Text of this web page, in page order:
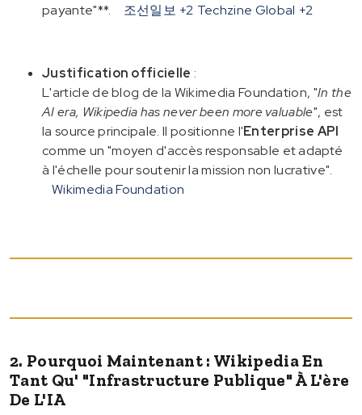
payante"**.
조선일보 +2 Techzine Global +2
Justification officielle :
L'article de blog de la Wikimedia Foundation, "In the
AI era, Wikipedia has never been more valuable", est
la source principale. Il positionne l'Enterprise API
comme un "moyen d'accès responsable et adapté
à l'échelle pour soutenir la mission non lucrative".
Wikimedia Foundation
2. Pourquoi Maintenant : Wikipedia En
Tant Qu' "infrastructure Publique" À L'ère
De L'IA